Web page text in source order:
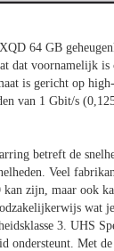
64 GB
dat voornamelijk
is gericht op
van 1 Gbit/s
betreft de
Veel
kan zijn, maar ook
wat
3. UHS
ondersteunt. Met